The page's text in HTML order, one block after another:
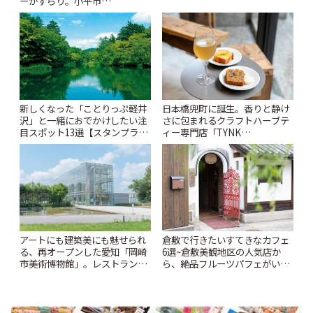
「Kimamaya T&K」 | ことりっ
ぷ
新しくなった「ことりっぷ軽井
沢」と一緒におでかけしたい注
目スポット13選【スタンプラリ
ー開催中】 | ことりっぷ
日本橋兜町に誕生。香りと静け
さに包まれるクラフトハーブテ
ィー専門店「TYNK
Kabutocho」 | ことりっぷ
アートにも建築美にも魅せられ
る、再オープンした愛知「岡崎
市美術博物館」。レストランや
倉敷で行きたいすてきなカフェ
6選~倉敷美観地区の人気店か
ら、絶品フルーツパフェがいた